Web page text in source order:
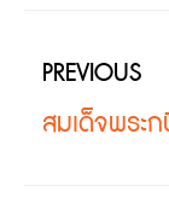
PREVIOUS